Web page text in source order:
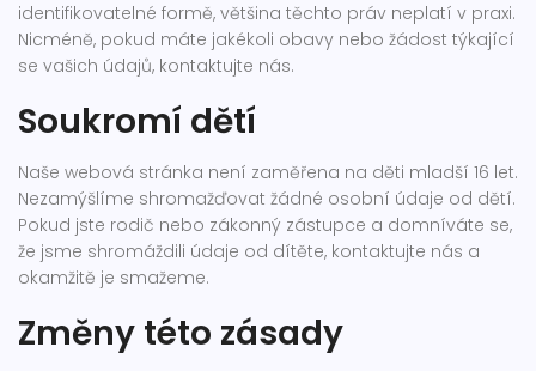
identifikovatelné formě, většina těchto práv neplatí v praxi.
Nicméně, pokud máte jakékoli obavy nebo žádost týkající
se vašich údajů, kontaktujte nás.
Soukromí dětí
Naše webová stránka není zaměřena na děti mladší 16 let.
Nezamýšlíme shromažďovat žádné osobní údaje od dětí.
Pokud jste rodič nebo zákonný zástupce a domníváte se,
že jsme shromáždili údaje od dítěte, kontaktujte nás a
okamžitě je smažeme.
Změny této zásady